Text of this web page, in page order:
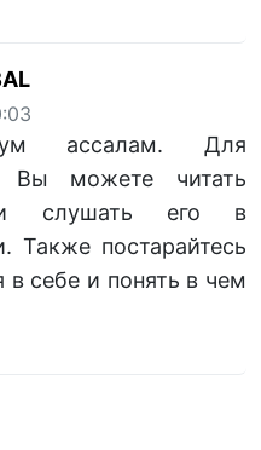
ассалам. Для
Вы можете читать
слушать его в
Также постарайтесь
в себе и понять в чем